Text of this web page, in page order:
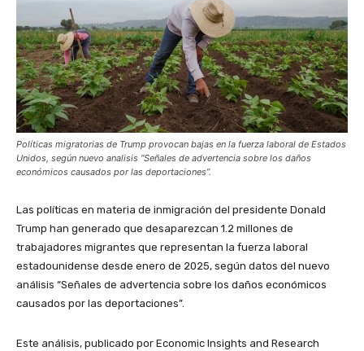
Políticas migratorias de Trump provocan bajas en la fuerza laboral de Estados
Unidos, según nuevo analisis “Señales de advertencia sobre los daños
económicos causados por las deportaciones”.
Las políticas en materia de inmigración del presidente Donald
Trump han generado que desaparezcan 1.2 millones de
trabajadores migrantes que representan la fuerza laboral
estadounidense desde enero de 2025, según datos del nuevo
análisis “Señales de advertencia sobre los daños económicos
causados por las deportaciones”.
Este análisis, publicado por Economic Insights and Research